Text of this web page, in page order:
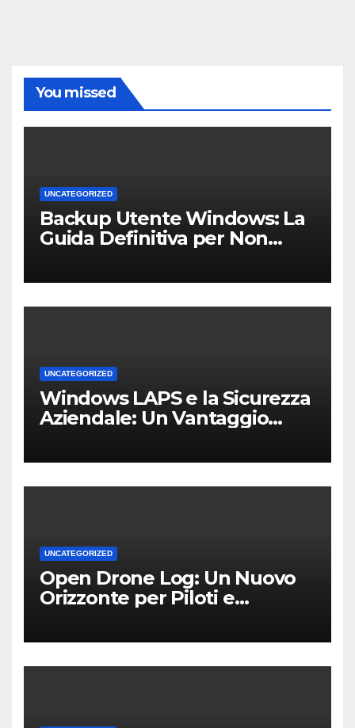
You missed
UNCATEGORIZED
Backup Utente Windows: La
Guida Definitiva per Non
Casa o dell’Ufficio
UNCATEGORIZED
Windows LAPS e la Sicurezza
Aziendale: Un Vantaggio
UNCATEGORIZED
Open Drone Log: Un Nuovo
Orizzonte per Piloti e